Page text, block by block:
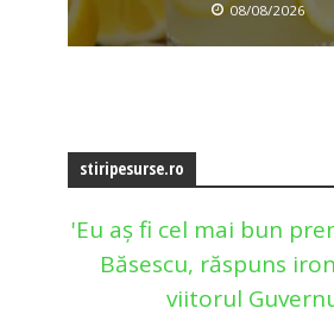
08/08/2026
stiripesurse.ro
'Eu aș fi cel mai bun
Băsescu, răspuns
viitorul